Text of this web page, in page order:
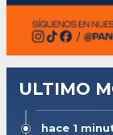
ULTIMO
hace 1